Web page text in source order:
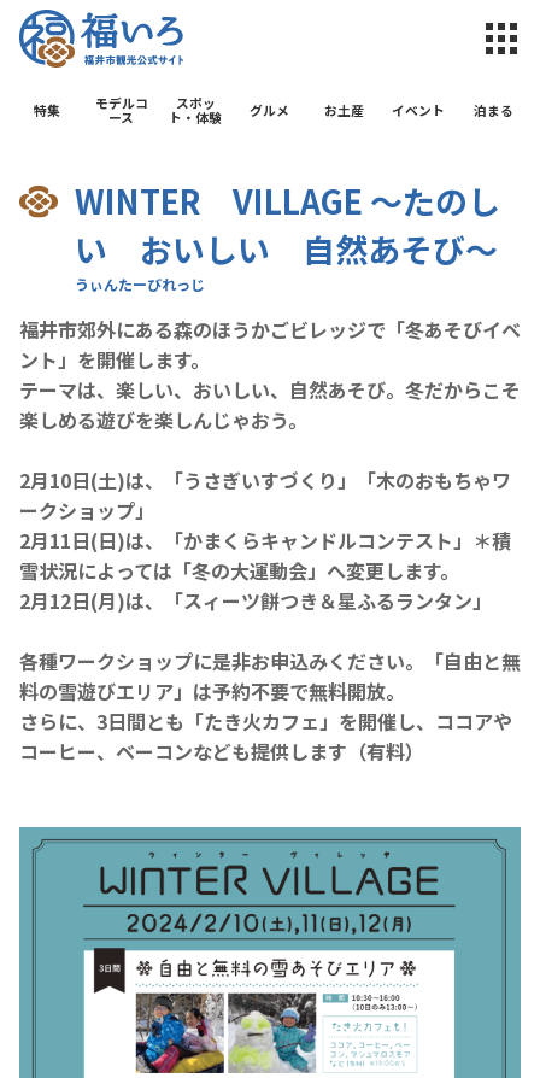
福井市観光
特集
モデルコ
ース
スポッ
ト・体験
グルメ お土産 イベント 泊まる
WINTER VILLAGE ～たのし
い おいしい 自然あそび～
福井市郊外にある森のほうかごビレッジで「冬あそびイベ
ント」を開催します。
テーマは、楽しい、おいしい、自然あそび。冬だからこそ
楽しめる遊びを楽しんじゃおう。
2月10日(土)は、「うさぎいすづくり」「木のおもちゃワ
ークショップ」
2月11日(日)は、「かまくらキャンドルコンテスト」＊積
雪状況によっては「冬の大運動会」へ変更します。
2月12日(月)は、「スィーツ餅つき＆星ふるランタン」
各種ワークショップに是非お申込みください。「自由と無
料の雪遊びエリア」は予約不要で無料開放。
さらに、3日間とも「たき火カフェ」を開催し、ココアや
コーヒー、ベーコンなども提供します（有料）